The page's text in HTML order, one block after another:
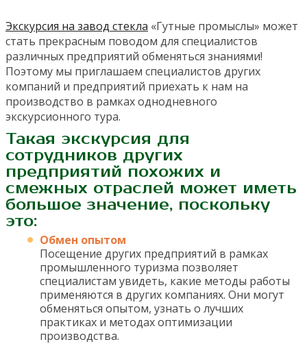
Экскурсия на завод стекла «Гутные промыслы» может
стать прекрасным поводом для специалистов
различных предприятий обменяться знаниями!
Поэтому мы приглашаем специалистов других
компаний и предприятий приехать к нам на
производство в рамках однодневного
экскурсионного тура.
Такая экскурсия для
сотрудников других
предприятий похожих и
смежных отраслей может иметь
большое значение, поскольку
это:
Обмен опытом
Посещение других предприятий в рамках
промышленного туризма позволяет
специалистам увидеть, какие методы работы
применяются в других компаниях. Они могут
обменяться опытом, узнать о лучших
практиках и методах оптимизации
производства.